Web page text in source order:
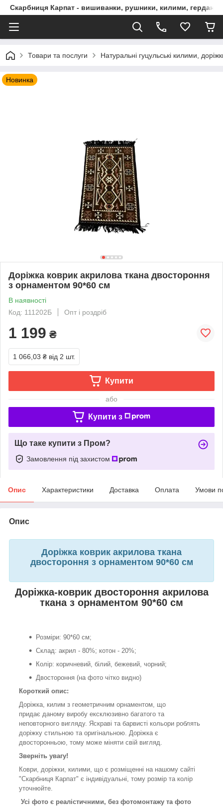
Скарбниця Карпат - вишиванки, рушники, килими, гердани,
Товари та послуги Натуральні гуцульські килими,
Новинка
Доріжка коврик акрилова ткана двостороння
з орнаментом 90*60 см
В наявності
Код: 111202Б
Опт і роздріб
1 199 ₴
1 066,03 ₴ від 2 шт.
Купити
або
Купити з
Що таке купити з Пром?
Замовлення під захистом
Опис Характеристики Доставка Оплата Умови
Опис
Доріжка коврик акрилова ткана
двостороння з орнаментом 90*60 см
Доріжка-коврик двостороння акрилова
ткана з орнаментом 90*60 см
Розміри: 90*60 см;
Склад: акрил - 80%; котон - 20%;
Колір: коричневий, білий, бежевий, чорний;
Двостороння (на фото чітко видно)
Короткий опис:
Доріжка, килим з геометричним орнаментом, що
придає даному виробу ексклюзивно багатого та
неповторного вигляду. Яскраві та барвисті кольори роблять
доріжку стильною та оригінальною. Доріжка є
двосторонньою, тому може міняти свій вигляд.
Зверніть увагу!
Коври, доріжки, килими, що є розміщенні на нашому сайті
"Скарбниця Карпат" є індивідуальні, тому розмір та колір
уточнюйте.
Усі фото є реалістичними, без фотомонтажу та фото